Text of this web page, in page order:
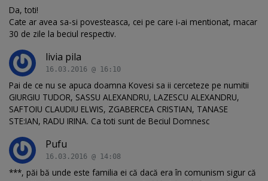
Da, toti!
Cate ar avea sa-si povesteasca, cei pe care i-ai mentionat, macar
30 de zile la beciul respectiv.
livia pila
16.03.2016 @ 16:10
Pai de ce nu se apuca doamna Kovesi sa ii cerceteze pe numitii
GIURGIU TUDOR, SASSU ALEXANDRU, LAZESCU ALEXANDRU,
SAFTOIU CLAUDIU ELWIS, ZGABERCEA CRISTIAN, TANASE
STE:IAN, RADU IRINA. Ca toti sunt de Beciul Domnesc
Pufu
16.03.2016 @ 14:08
***, păi bă unde este familia ei că dacă era în comunism sigur că